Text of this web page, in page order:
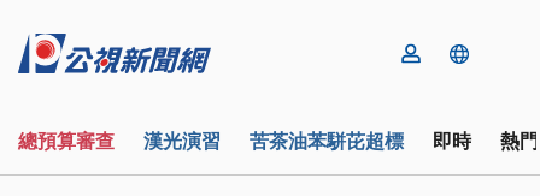
總預算審查 漢光演習 苦茶油苯駢芘超標 即時 熱